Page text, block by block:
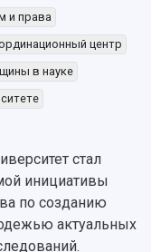
научных
и права
центр
в науке
стал
инициативы
по созданию
актуальных